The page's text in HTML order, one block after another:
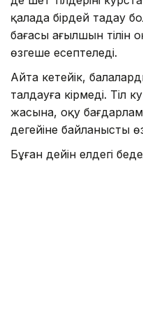
қалада бірдей таңдау
бағасы ағылшын тілін
өзгеше есептеледі.
Айта кетейік,
талдауға кірмеді. Тіл
жасына, оқу
деңгейіне байланысты
Бұған дейін елдегі